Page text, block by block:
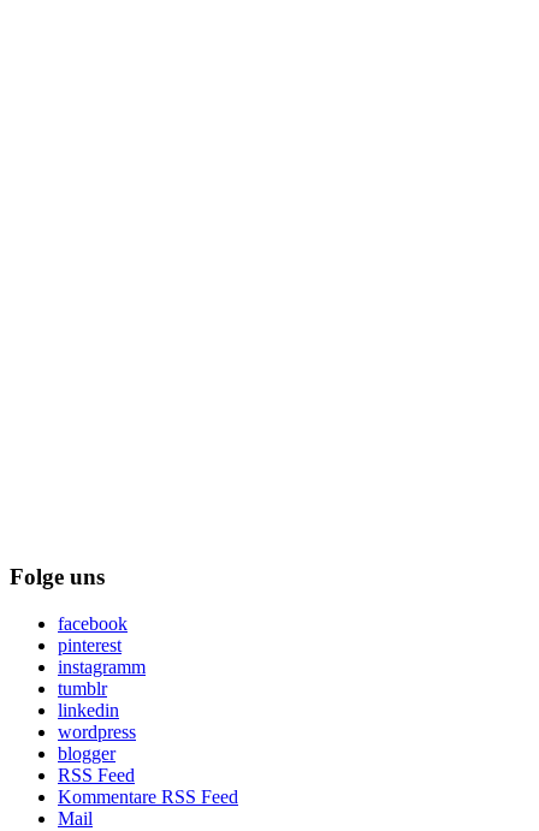
Folge uns
facebook
pinterest
instagramm
tumblr
linkedin
wordpress
blogger
RSS Feed
Kommentare RSS Feed
Mail